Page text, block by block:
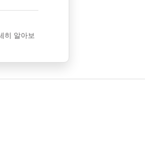
히 알아보